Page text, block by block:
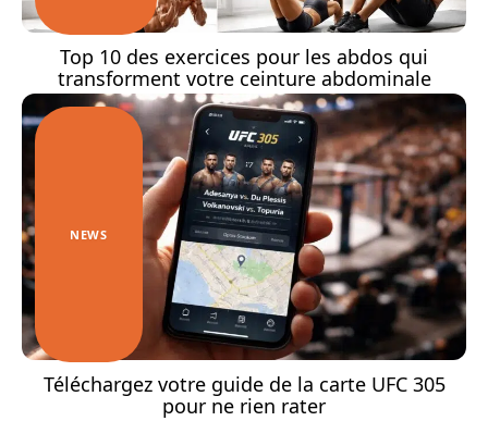
Top 10 des exercices pour les abdos qui
transforment votre ceinture abdominale
NEWS
Téléchargez votre guide de la carte UFC 305
pour ne rien rater